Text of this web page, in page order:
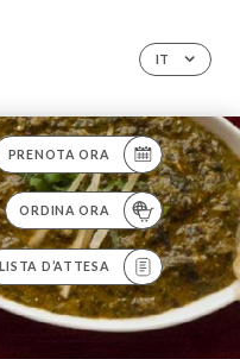
IT
PRENOTA ORA
ORDINA ORA
LISTA D’ATTESA